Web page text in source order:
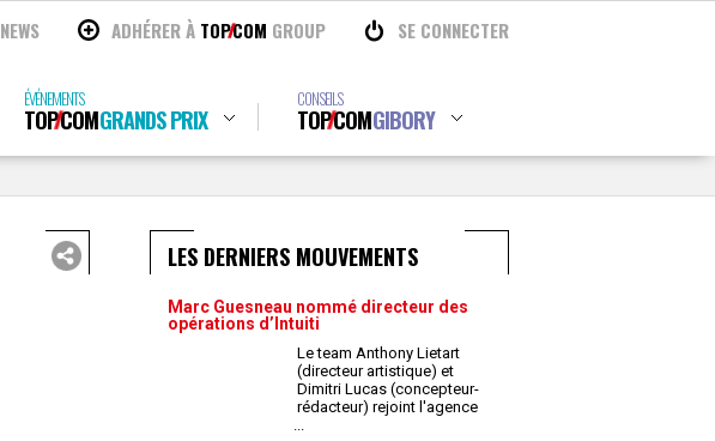
NEWS ADHÉRER À TOPCOM GROUP SE CONNECTER
ÉVÉNEMENTS
TOPCOMGRANDS PRIX
CONSEILS
TOPCOMGIBORY
LES DERNIERS MOUVEMENTS
Marc Guesneau nommé directeur des
opérations d’Intuiti
Le team Anthony Lietart
(directeur artistique) et
Dimitri Lucas (concepteur-
rédacteur) rejoint l'agence
...